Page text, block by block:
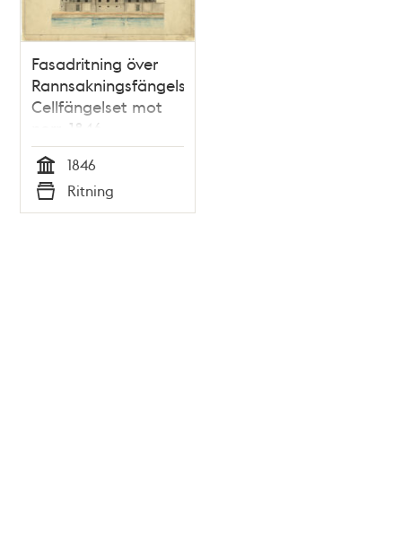
Fasadritning över
Rannsakningsfängelset/
Cellfängelset mot
norr, 1846
Tid
1846
Typ
Ritning